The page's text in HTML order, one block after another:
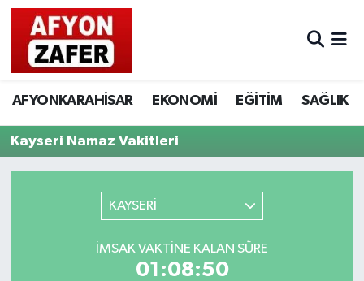
AFYONKARAHİSAR EKONOMİ EĞİTİM SAĞLIK
Kayseri Namaz Vakitleri
KAYSERİ
İMSAK VAKTINE KALAN SÜRE
01:08:50